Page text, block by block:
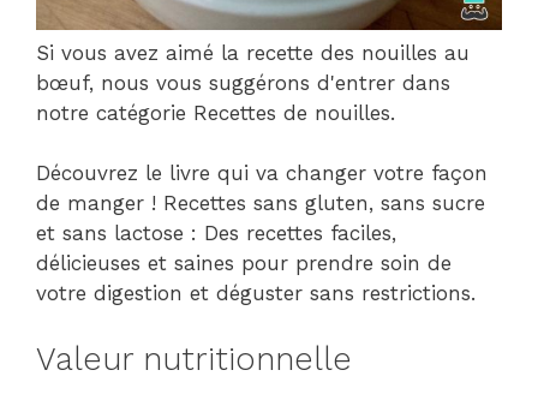
Si vous avez aimé la recette des nouilles au
bœuf, nous vous suggérons d'entrer dans
notre catégorie Recettes de nouilles.
Découvrez le livre qui va changer votre façon
de manger ! Recettes sans gluten, sans sucre
et sans lactose : Des recettes faciles,
délicieuses et saines pour prendre soin de
votre digestion et déguster sans restrictions.
Valeur nutritionnelle